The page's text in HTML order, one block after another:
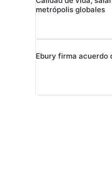
metrópolis globales
Ebury firma acuerdo